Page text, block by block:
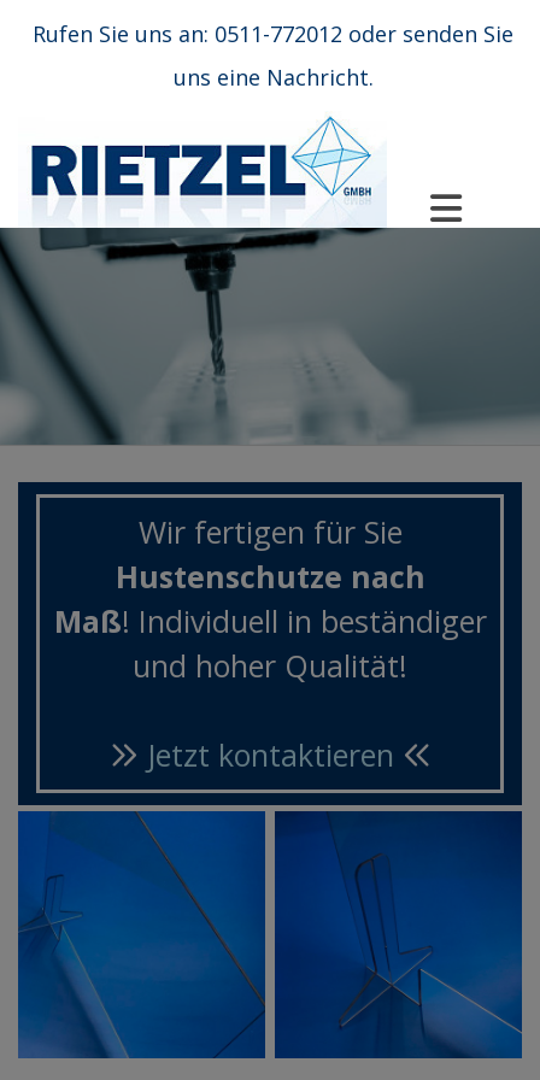
Rufen Sie uns an: 0511-772012 oder senden Sie
uns eine Nachricht.
Wir fertigen für Sie
Hustenschutze nach
Maß! Individuell in beständiger
und hoher Qualität!
Jetzt kontaktieren